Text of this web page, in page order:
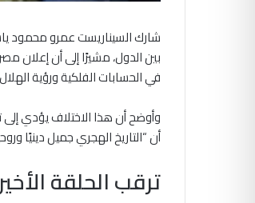
شارك السيناريست عمرو محمود
بين الدول، مشيرًا إلى أن
في الحسابات الفلكية ورؤية
وأوضح أن هذا الاختلاف يؤدي إلى
أن “التاريخ الهجري جميل دينيًا
ترقب الحلقة